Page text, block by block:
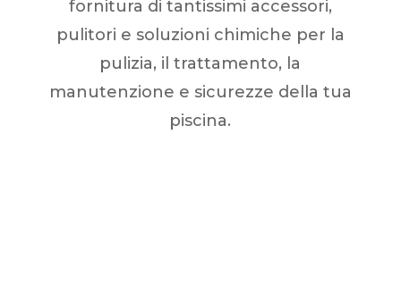
fornitura di tantissimi accessori,
pulitori e soluzioni chimiche per la
pulizia, il trattamento, la
manutenzione e sicurezze della tua
piscina.